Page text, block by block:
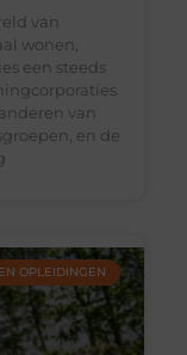
van
wonen,
een steeds
van
en de
OPLEIDINGEN